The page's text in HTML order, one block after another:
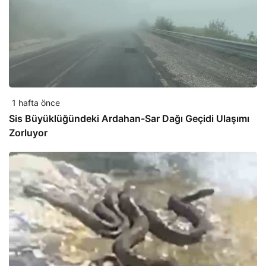
1 hafta önce
Sis Büyüklüğündeki Ardahan-Sar Dağı Geçidi Ulaşımı
Zorluyor